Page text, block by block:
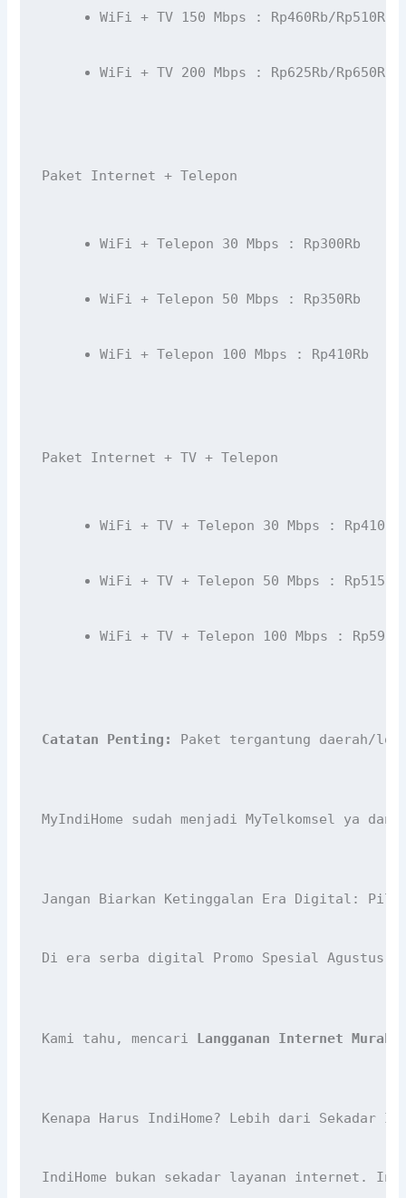
WiFi + TV 150 Mbps : Rp460Rb/Rp510Rb/
WiFi + TV 200 Mbps : Rp625Rb/Rp650Rb/
Paket Internet + Telepon
WiFi + Telepon 30 Mbps : Rp300Rb
WiFi + Telepon 50 Mbps : Rp350Rb
WiFi + Telepon 100 Mbps : Rp410Rb
Paket Internet + TV + Telepon
WiFi + TV + Telepon 30 Mbps : Rp410Rb
WiFi + TV + Telepon 50 Mbps : Rp515Rb
WiFi + TV + Telepon 100 Mbps :
Catatan Penting: Paket tergantung daerah/
MyIndiHome sudah menjadi MyTelkomsel ya
Jangan Biarkan Ketinggalan Era Digital: Pilih
Di era serba digital Promo Spesial Agustus
Kami tahu, mencari Langganan Internet Murah
Kenapa Harus IndiHome? Lebih dari Sekadar
IndiHome bukan sekadar layanan internet.